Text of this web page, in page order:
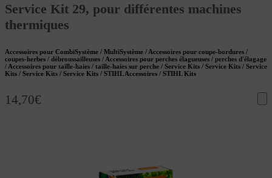
Service Kit 29, pour différentes machines
thermiques
Accessoires pour CombiSystème / MultiSystème / Accessoires pour coupe-bordures /
coupes-herbes / débroussailleuses / Accessoires pour perches élagueuses / perches d'élagage
/ Accessoires pour taille-haies / taille-haies sur perche / Service Kits / Service Kits / Service
Kits / Service Kits / Service Kits / STIHL Accessoires / STIHL Kits
14,70€